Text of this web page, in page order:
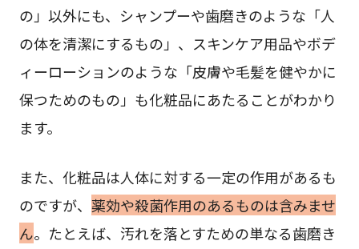
の」以外にも、シャンプーや歯磨きのような「人
の体を清潔にするもの」、スキンケア用品やボデ
ィーローションのような「皮膚や毛髪を健やかに
保つためのもの」も化粧品にあたることがわかり
ます。
また、化粧品は人体に対する一定の作用があるも
のですが、 薬効や殺菌作用のあるものは含みませ
ん。たとえば、汚れを落とすための単なる歯磨き